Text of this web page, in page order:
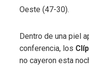
Oeste (47-30).
Dentro de una piel
conferencia, los
no cayeron esta